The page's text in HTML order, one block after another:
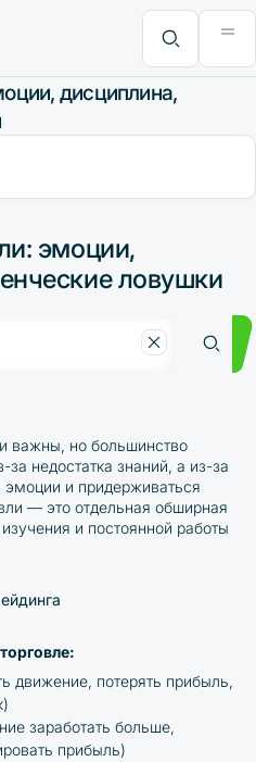
дисциплина,
эмоции,
ловушки
важны, но большинство
за недостатка знаний, а из-за
эмоции и придерживаться
— это отдельная обширная
и постоянной работы
движение, потерять прибыль,
заработать больше,
прибыль)